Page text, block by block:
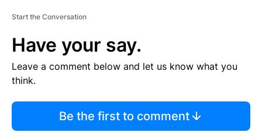
Start the Conversation
Have your say.
Leave a comment below and let us know what you
think.
Be the first to comment